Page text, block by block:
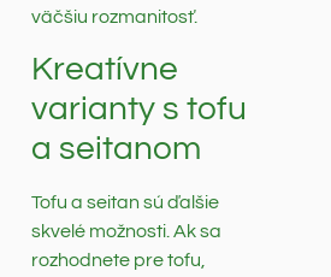
väčšiu rozmanitosť.
Kreatívne
varianty s tofu
a seitanom
Tofu a seitan sú ďalšie
skvelé možnosti. Ak sa
rozhodnete pre tofu,